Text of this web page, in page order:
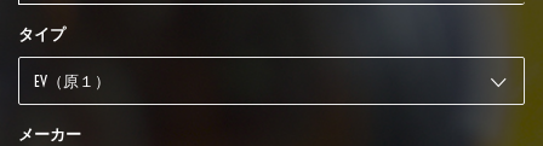
タイプ
メーカー